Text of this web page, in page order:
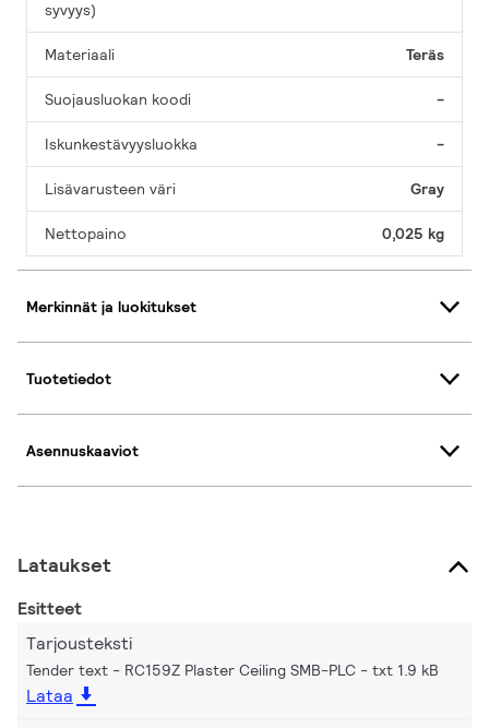
syvyys)
Materiaali Teräs
Suojausluokan koodi -
Iskunkestävyysluokka -
Lisävarusteen väri Gray
Nettopaino 0,025 kg
Merkinnät ja luokitukset
Tuotetiedot
Asennuskaaviot
Lataukset
Esitteet
Tarjousteksti
Tender text - RC159Z Plaster Ceiling SMB-PLC txt 1.9 kB
Lataa